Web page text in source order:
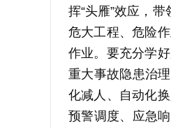
挥“头雁”效应，
危大工程、危险
作业。要充分学
重大事故隐患治
化减人、自动化
预警调度、应急